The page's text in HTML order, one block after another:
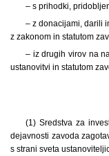
– s prihodki,
– z donacijami, darili
z zakonom in statutom
– iz drugih virov na
ustanovitvi in statutom
(1) Sredstva za
dejavnosti zavoda
s strani sveta